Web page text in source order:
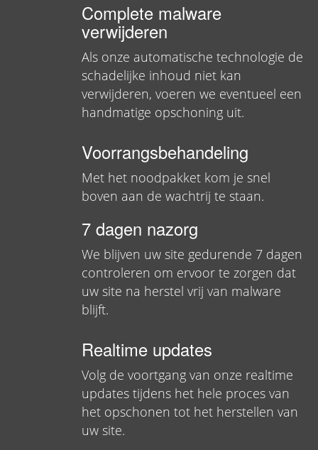
Complete malware
verwijderen
Als onze automatische technologie de
schadelijke inhoud niet kan
verwijderen, voeren we eventueel een
handmatige opschoning uit.
Voorrangsbehandeling
Met het noodpakket kom je snel
boven aan de wachtrij te staan.
7 dagen nazorg
We blijven uw site gedurende 7 dagen
controleren om ervoor te zorgen dat
uw site na herstel vrij van malware
blijft.
Realtime updates
Volg de voortgang van onze realtime
updates tijdens het hele proces van
het opschonen tot het herstellen van
uw site.